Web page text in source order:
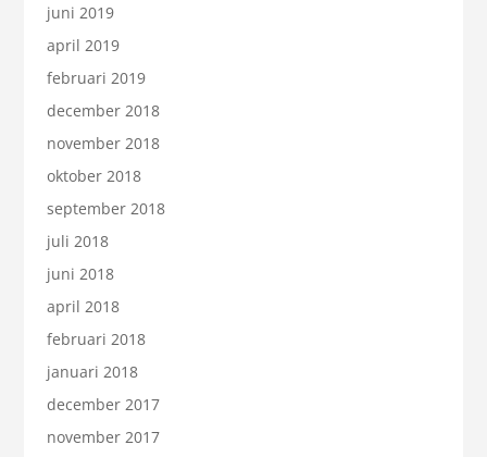
juni 2019
april 2019
februari 2019
december 2018
november 2018
oktober 2018
september 2018
juli 2018
juni 2018
april 2018
februari 2018
januari 2018
december 2017
november 2017